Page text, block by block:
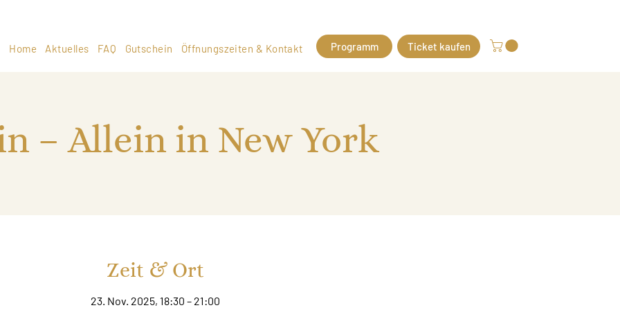
Home Aktuelles FAQ Gutschein Öffnungszeiten & Kontakt Programm Ticket kaufen
– Allein in New York
Zeit & Ort
23. Nov. 2025, 18:30 – 21:00